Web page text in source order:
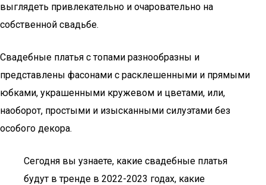
выглядеть привлекательно и очаровательно на
собственной свадьбе.
Свадебные платья с топами разнообразны и
представлены фасонами с расклешенными и прямыми
юбками, украшенными кружевом и цветами, или,
наоборот, простыми и изысканными силуэтами без
особого декора.
Сегодня вы узнаете, какие свадебные платья
будут в тренде в 2022-2023 годах, какие